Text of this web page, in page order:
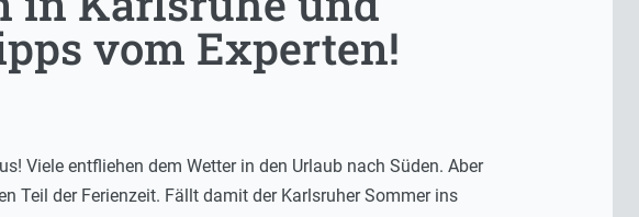
vom Experten!
Viele entfliehen dem Wetter in den Urlaub nach Süden. Aber
Teil der Ferienzeit. Fällt damit der Karlsruher Sommer ins